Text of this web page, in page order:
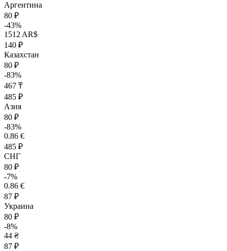
Аргентина
80 ₽
-43%
1512 AR$
140 ₽
Казахстан
80 ₽
-83%
467 ₸
485 ₽
Азия
80 ₽
-83%
0.86 €
485 ₽
СНГ
80 ₽
-7%
0.86 €
87 ₽
Украина
80 ₽
-8%
44 ₴
87 ₽